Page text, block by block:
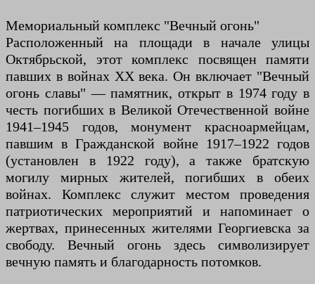
Мемориальный комплекс "Вечный огонь"
Расположенный на площади в начале улицы
Октябрьской, этот комплекс посвящен памяти
павших в войнах XX века. Он включает "Вечный
огонь славы" — памятник, открыт в 1974 году в
честь погибших в Великой Отечественной войне
1941–1945 годов, монумент красноармейцам,
павшим в Гражданской войне 1917–1922 годов
(установлен в 1922 году), а также братскую
могилу мирных жителей, погибших в обеих
войнах. Комплекс служит местом проведения
патриотических мероприятий и напоминает о
жертвах, принесенных жителями Георгиевска за
свободу. Вечный огонь здесь символизирует
вечную память и благодарность потомков.